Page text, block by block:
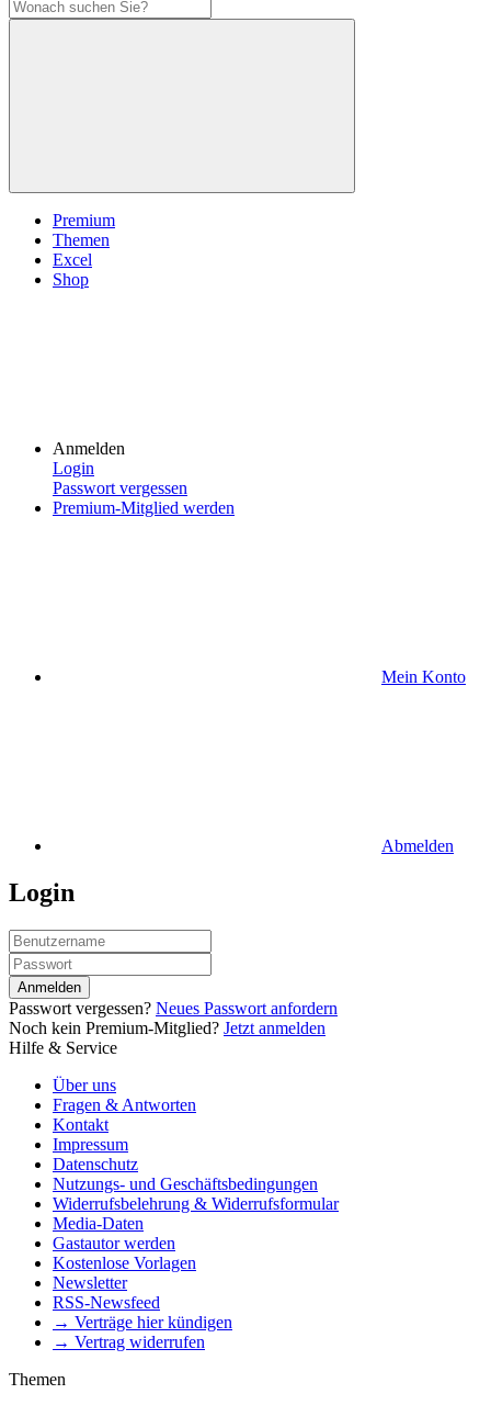
Premium
Themen
Excel
Shop
Anmelden
Login
Passwort vergessen
Premium-Mitglied werden
Mein Konto
Abmelden
Login
Anmelden
Passwort vergessen? Neues Passwort anfordern
Noch kein Premium-Mitglied? Jetzt anmelden
Hilfe & Service
Über uns
Fragen & Antworten
Kontakt
Impressum
Datenschutz
Nutzungs- und Geschäftsbedingungen
Widerrufsbelehrung & Widerrufsformular
Media-Daten
Gastautor werden
Kostenlose Vorlagen
Newsletter
RSS-Newsfeed
→ Verträge hier kündigen
→ Vertrag widerrufen
Themen